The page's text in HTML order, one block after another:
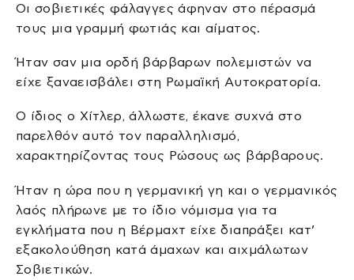
Οι σοβιετικές φάλαγγες άφηναν στο πέρασμά
τους μια γραμμή φωτιάς και αίματος.
Ήταν σαν μια ορδή βάρβαρων πολεμιστών να
είχε ξαναεισβάλει στη Ρωμαϊκή Αυτοκρατορία.
Ο ίδιος ο Χίτλερ, άλλωστε, έκανε συχνά στο
παρελθόν αυτό τον παραλληλισμό,
χαρακτηρίζοντας τους Ρώσους ως βάρβαρους.
Ήταν η ώρα που η γερμανική γη και ο γερμανικός
λαός πλήρωνε με το ίδιο νόμισμα για τα
εγκλήματα που η Βέρμαχτ είχε διαπράξει κατ’
εξακολούθηση κατά άμαχων και αιχμάλωτων
Σοβιετικών.